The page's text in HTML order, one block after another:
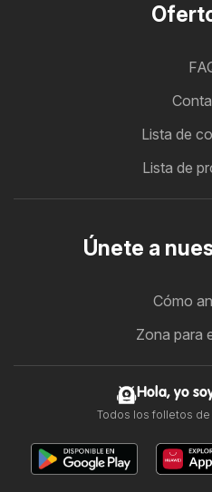
Lista de
Lista de
Únete a
Cómo
Zona para
Hola, yo
Todos los folletos de